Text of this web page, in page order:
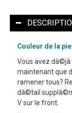
Couleur de la
Vous avez dà©jà
maintenant que
ramener tous?
dà©tail
V sur le front.